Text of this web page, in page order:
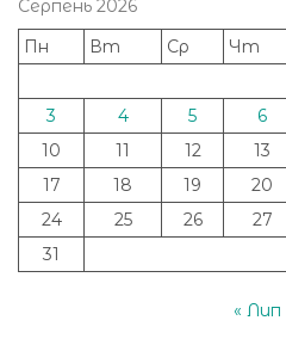
Серпень 2026
Пн
Вт Ср Чт
3
4 5 6
10
11 12 13
17
18 19 20
24
25 26 27
31
« Лип